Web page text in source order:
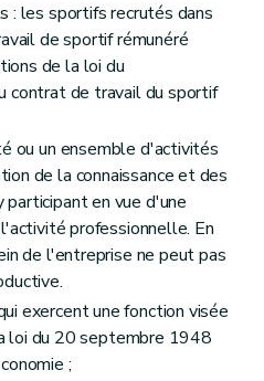
: les sportifs recrutés dans
de sportif rémunéré
de la loi du
contrat de travail du sportif
ou un ensemble d'activités
de la connaissance et des
en vue d'une
professionnelle. En
de l'entreprise ne peut pas
exercent une fonction visée
loi du 20 septembre 1948
;